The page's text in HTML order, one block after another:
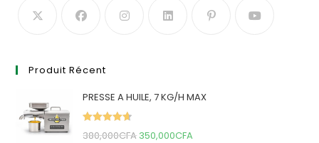
Produit Récent
PRESSE A HUILE, 7 KG/H MAX
380,000CFA Original
350,000CFACurrent